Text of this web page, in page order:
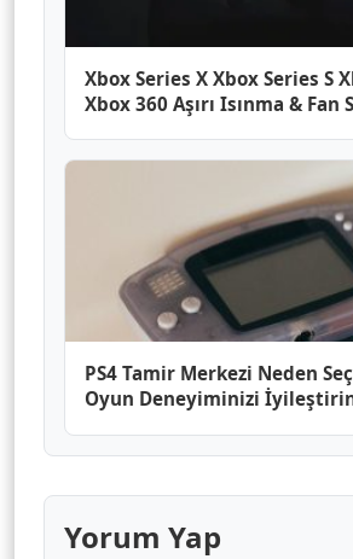
Xbox Series X Xbox Series S
Xbox 360 Aşırı Isınma & Fan
PS4 Tamir Merkezi Neden
Oyun Deneyiminizi
Yorum Yap